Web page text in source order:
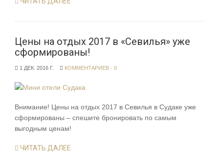
Цены на отдых 2017 в «Севилья» уже
сформированы!
1 ДЕК. 2016 Г. КОММЕНТАРИЕВ - 0
Внимание! Цены на отдых 2017 в Севилья в Судаке уже
сформированы – спешите бронировать по самым
выгодным ценам!
ЧИТАТЬ ДАЛЕЕ